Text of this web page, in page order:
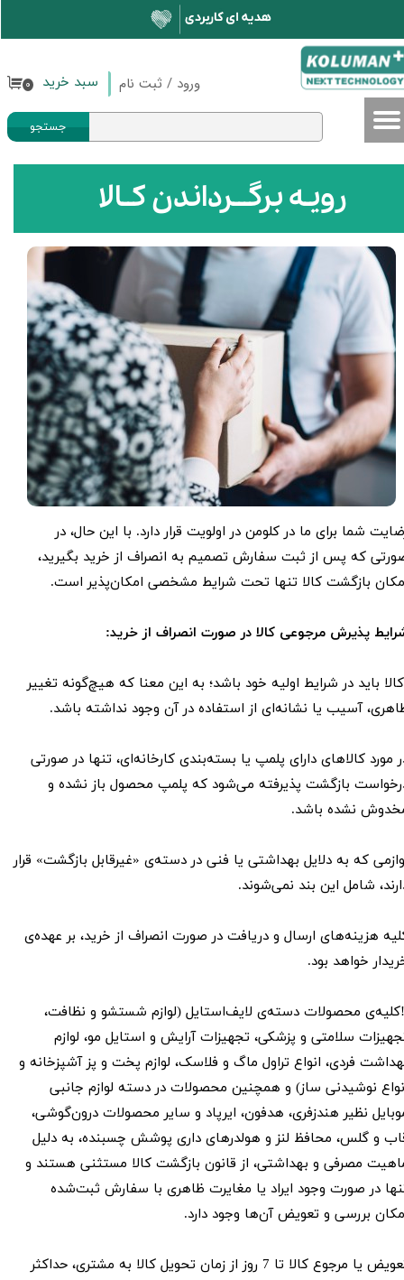
ورود / ثبت نام
حساب کاربری من
تغییر گذر واژه
سفارشات
خروج از حساب کاربری
جستجو
۰ سبد خرید
شما برای ما در کلومن در اولویت قرار دارد. با این حال، در
که پس از ثبت سفارش تصمیم به انصراف از خرید بگیرید،
بازگشت کالا تنها تحت شرایط مشخصی امکان‌پذیر است.
پذیرش مرجوعی کالا در صورت انصراف از خرید:
باید در شرایط اولیه خود باشد؛ به این معنا که هیچ‌گونه تغییر
آسیب یا نشانه‌ای از استفاده در آن وجود نداشته باشد.
مورد کالاهای دارای پلمپ یا بسته‌بندی کارخانه‌ای، تنها در صورتی
بازگشت پذیرفته می‌شود که پلمپ محصول باز نشده و
نشده باشد.
که به دلایل بهداشتی یا فنی در دسته‌ی «غیرقابل بازگشت» قرار
شامل این بند نمی‌شوند.
هزینه‌های ارسال و دریافت در صورت انصراف از خرید، بر عهده‌ی
خواهد بود.
محصولات دسته‌ی لایف‌استایل (لوازم شستشو و نظافت،
سلامتی و پزشکی، تجهیزات آرایش و استایل مو، لوازم
فردی، انواع تراول ماگ و فلاسک، لوازم پخت و پز آشپزخانه و
نوشیدنی ساز) و همچنین محصولات در دسته لوازم جانبی
نظیر هندزفری، هدفون، ایرپاد و سایر محصولات درون‌گوشی،
و گلس، محافظ لنز و هولدرهای داری پوشش چسبنده، به دلیل
مصرفی و بهداشتی، از قانون بازگشت کالا مستثنی هستند و
در صورت وجود ایراد یا مغایرت ظاهری با سفارش ثبت‌شده
بررسی و تعویض آن‌ها وجود دارد.
تعویض یا مرجوع کالا تا 7 روز از زمان تحویل کالا به مشتری، حداکثر
رویـه برگـــرداندن کــالا